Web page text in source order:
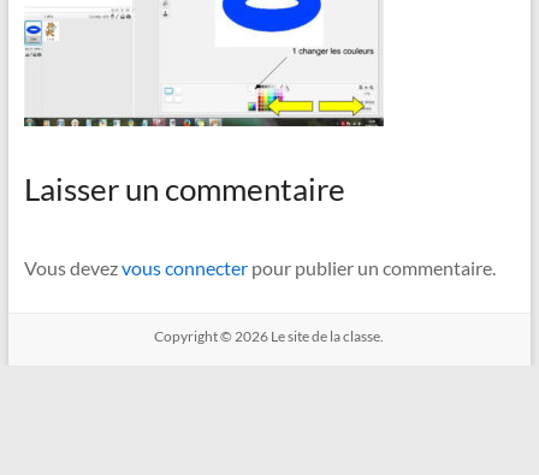
Laisser un commentaire
Vous devezvous connecterpour publier un commentaire.
Copyright © 2026 Le site de la classe.